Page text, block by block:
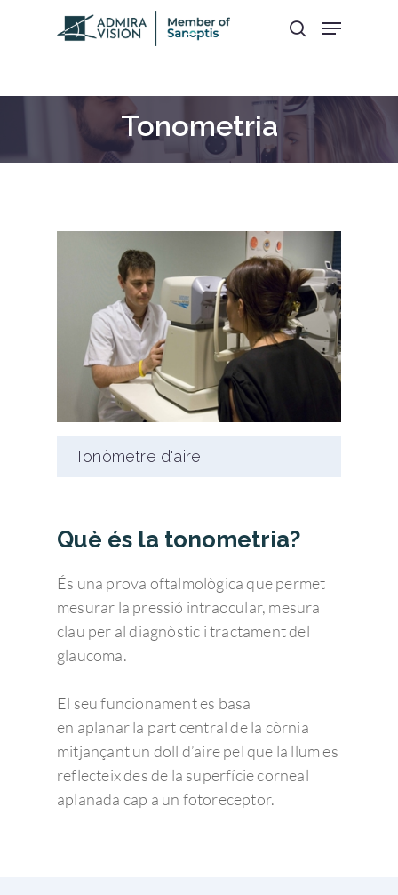
Hit enter to search or ESC to close
Tonometria
Tonòmetre d'aire
Què és la tonometria?
És una prova oftalmològica que permet
mesurar la pressió intraocular, mesura
clau per al diagnòstic i tractament del
glaucoma.
El seu funcionament es basa
en aplanar la part central de la còrnia
mitjançant un doll d’aire pel que la llum es
reflecteix des de la superfície corneal
aplanada cap a un fotoreceptor.